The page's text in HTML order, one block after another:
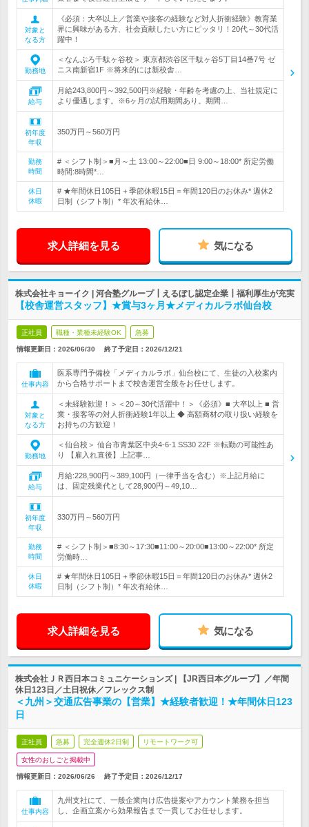
対象と
なる方
《必須：大卒以上／営業や接客の経験など対人折衝経験》教育業
界に興味がある方、社会貢献したい方にピッタリ！20代～30代活
躍中！
勤務地
＜なんぷろ千駄ヶ谷校＞ 東京都渋谷区千駄ヶ谷5丁目14番7号 ゼ
ニス南新宿1F ※将来的には新校舎…
給与
月給243,800円～392,500円※経験・年齢を考慮の上、当社規定に
より優遇します。※6ヶ月の試用期間あり。期間…
初年度
年収
350万円～560万円
勤務
時間
# ＜シフト制＞■月～土 13:00～22:00■日 9:00～18:00* 所定労働
時間:8時間*…
休日
休暇
# ★年間休日105日＋季節休暇15日＝年間120日のお休み* 週休2
日制（シフト制）* 年次有給休…
求人詳細を見る 気になる
株式会社キョーイク | 河合塾グループ┃えるぼし認定企業┃福利厚生が充実
【校舎運営スタッフ】★賞与3ヶ月★メディカルラボ仙台校
正社員 職種・業種未経験OK 急募
情報更新日：2026/06/30 終了予定日： 2026/12/21
仕事内容
医系専門予備校「メディカルラボ」仙台校にて、生徒の入校案内
から合格サポートまで校舎運営全般をお任せします。
対象と
なる方
＜未経験歓迎！＞＜20～30代活躍中！＞《必須》■ 大卒以上 ■ 営
業・接客等の対人折衝経験1年以上 ◆ 高額商材の取り扱い経験を
お持ちの方歓迎！
勤務地
＜仙台校＞ 仙台市青葉区中央4-6-1 SS30 22F ※転勤の可能性あ
り 【雇入れ直後】上記事…
給与
月給:228,900円～389,100円（一律手当を含む）※上記月給に
は、固定残業代として28,900円～49,10…
初年度
年収
330万円～560万円
勤務
時間
# ＜シフト制＞■8:30～17:30■11:00～20:00■13:00～22:00* 所定
労働時…
休日
休暇
# ★年間休日105日＋季節休暇15日＝年間120日のお休み* 週休2
日制（シフト制）* 年次有給休…
求人詳細を見る 気になる
株式会社ＪＲ西日本コミュニケーションズ | 【JR西日本グループ】／年間
休日123日／土日祝休／フレックス制
＜九州＞交通広告事業の【営業】★経験者歓迎！★年間休日123
日
正社員 急募 完全週休2日制 リモートワーク可
女性のおしごと掲載中
情報更新日：2026/06/26 終了予定日： 2026/12/17
仕事内容
九州支社にて、一般企業向け広告提案やアカウント業務を担当
し、企画立案から効果報告まで一貫してお任せします。